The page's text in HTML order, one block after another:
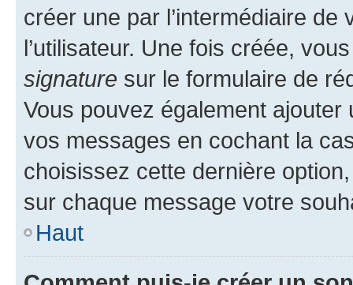
créer une par l’intermédiaire
l’utilisateur. Une fois créée,
signature sur le formulaire de
Vous pouvez également
vos messages en cochant la
choisissez cette dernière
sur chaque message votre
Haut